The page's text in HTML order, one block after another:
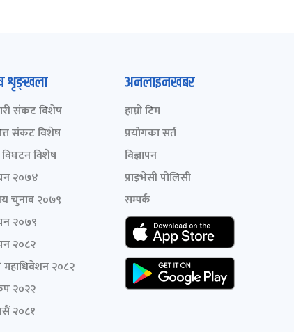
शृङ्खला
संकट विशेष
संकट विशेष
विशेष
२०७४
चुनाव २०७९
२०७९
२०८२
२०८२
२०२२
२०८१
अनलाइनखबर
हाम्रो टिम
प्रयोगका सर्त
विज्ञापन
प्राइभेसी पोलिसी
सम्पर्क